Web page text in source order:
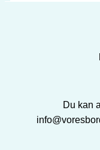
Du kan